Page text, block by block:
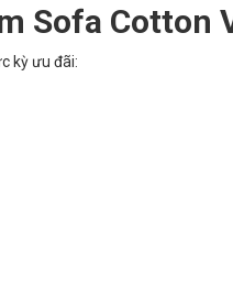
Sofa Cotton
kỳ ưu đãi: